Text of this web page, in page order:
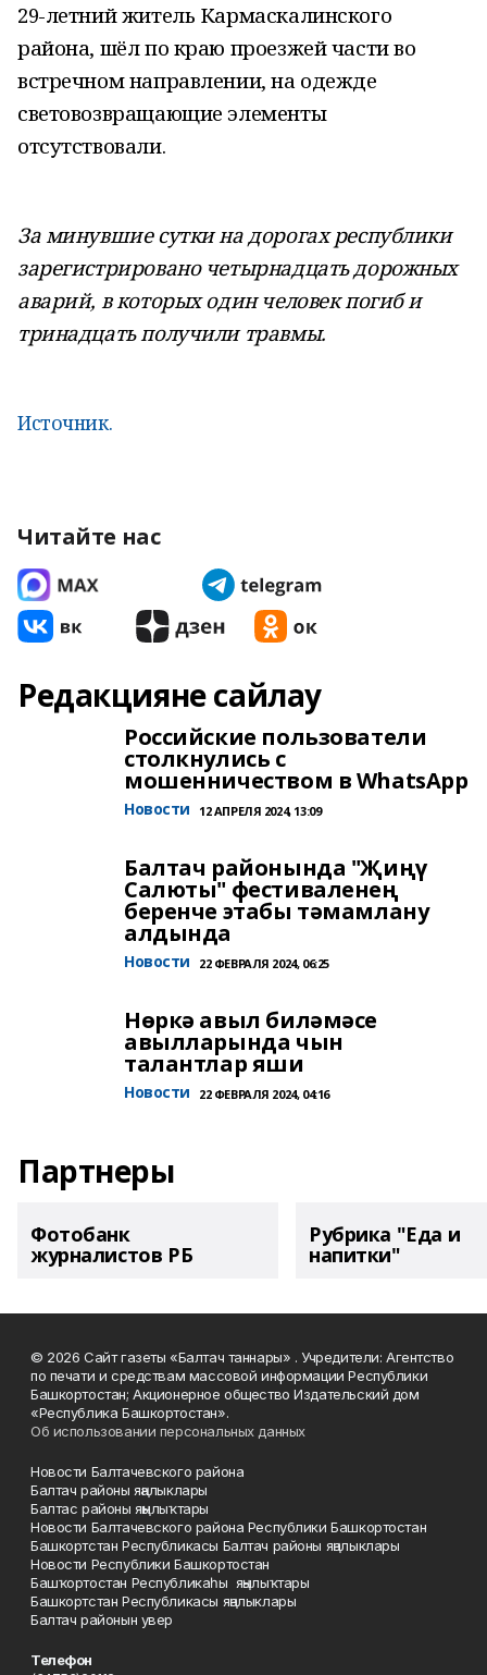
29-летний житель Кармаскалинского
района, шёл по краю проезжей части во
встречном направлении, на одежде
световозвращающие элементы
отсутствовали.
За минувшие сутки на дорогах республики
зарегистрировано четырнадцать дорожных
аварий, в которых один человек погиб и
тринадцать получили травмы.
Источник.
Читайте нас
Редакцияне сайлау
Российские пользователи
столкнулись с
мошенничеством в WhatsApp
Новости 12 АПРЕЛЯ 2024, 13:09
Балтач районында "Җиңү
Салюты" фестиваленең
беренче этабы тәмамлану
алдында
Новости 22 ФЕВРАЛЯ 2024, 06:25
Нөркә авыл биләмәсе
авылларында чын
талантлар яши
Новости 22 ФЕВРАЛЯ 2024, 04:16
Партнеры
Фотобанк
журналистов РБ
Рубрика "Еда и
напитки"
© 2026 Сайт газеты «Балтач таннары» . Учредители: Агентство
по печати и средствам массовой информации Республики
Башкортостан; Акционерное общество Издательский дом
«Республика Башкортостан».
Об использовании персональных данных
Новости Балтачевского района
Балтач районы яңалыклары
Балтас районы яңылыҡтары
Новости Балтачевского района Республики Башкортостан
Башкортстан Республикасы Балтач районы яңалыклары
Новости Республики Башкортостан
Башҡортостан Республикаһы яңылыҡтары
Башкортстан Республикасы яңалыклары
Балтач районын увер
Телефон